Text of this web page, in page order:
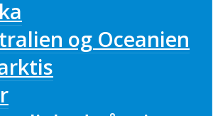
og Oceanien